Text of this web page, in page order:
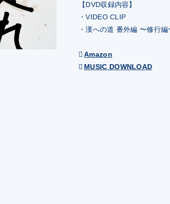
【DVD収録内容】
・VIDEO CLIP
・漢への道 番外編 〜修行編
Amazon
MUSIC DOWNLOAD